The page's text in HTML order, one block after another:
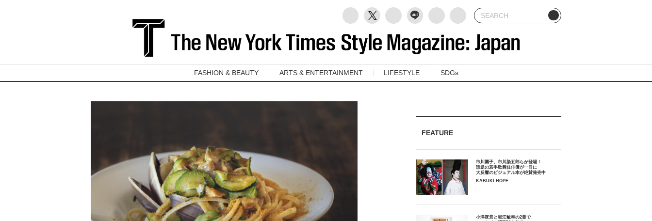
FASHION & BEAUTY ARTS & ENTERTAINMENT LIFESTYLE SDGs
FEATURE
市川團子、市川染五郎らが登場！
話題の若手歌舞伎俳優が一冊に
大反響のビジュアル本が絶賛発売中
KABUKI HOPE
小津夜景と堀江敏幸の2冊で